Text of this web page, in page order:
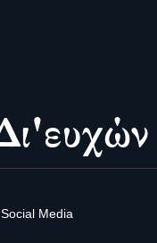
Social Media